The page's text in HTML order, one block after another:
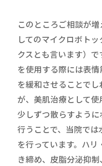
このところご相談が
してのマイクロボト
クスとも言います）
を使用する際には表
を緩和させることで
が、美肌治療として
少しずつ散らすよう
行うことで、当院で
を行っています。ハ
き締め、皮脂分泌抑